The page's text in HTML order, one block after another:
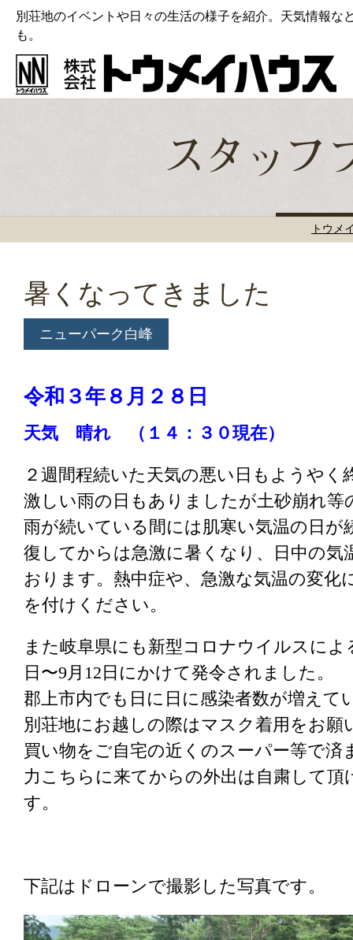
別荘地のイベントや日々の生活の様子を紹介。天気情報な
も。
トウメ
暑くなってきました
ニューパーク白峰
令和３年８ 月２８ 日
天気 晴れ （１４：３０現在）
２週間程続いた天気の悪い日もようやく
激しい雨の日もありましたが土砂崩れ
雨が続いている間には肌寒い気温の日
復してからは急激に暑くなり、日中の気
おります。熱中症や、急激な気温の変化
を付けください。
また岐阜県にも新型コロナウイルスによ
日〜9月12日にかけて発令されました。
郡上市内でも日に日に感染者数が増えて
別荘地にお越しの際はマスク着用をお
買い物をご自宅の近くのスーパー等で
力こちらに来てからの外出は自粛して
す。
下記はドローンで撮影した写真です。